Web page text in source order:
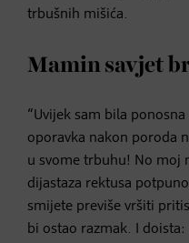
trbušnih mišića.
Mamin savjet
“Uvijek sam bila
oporavka nakon poroda
u svome trbuhu! No moj
dijastaza rektusa
smijete previše vršiti
bi ostao razmak. I